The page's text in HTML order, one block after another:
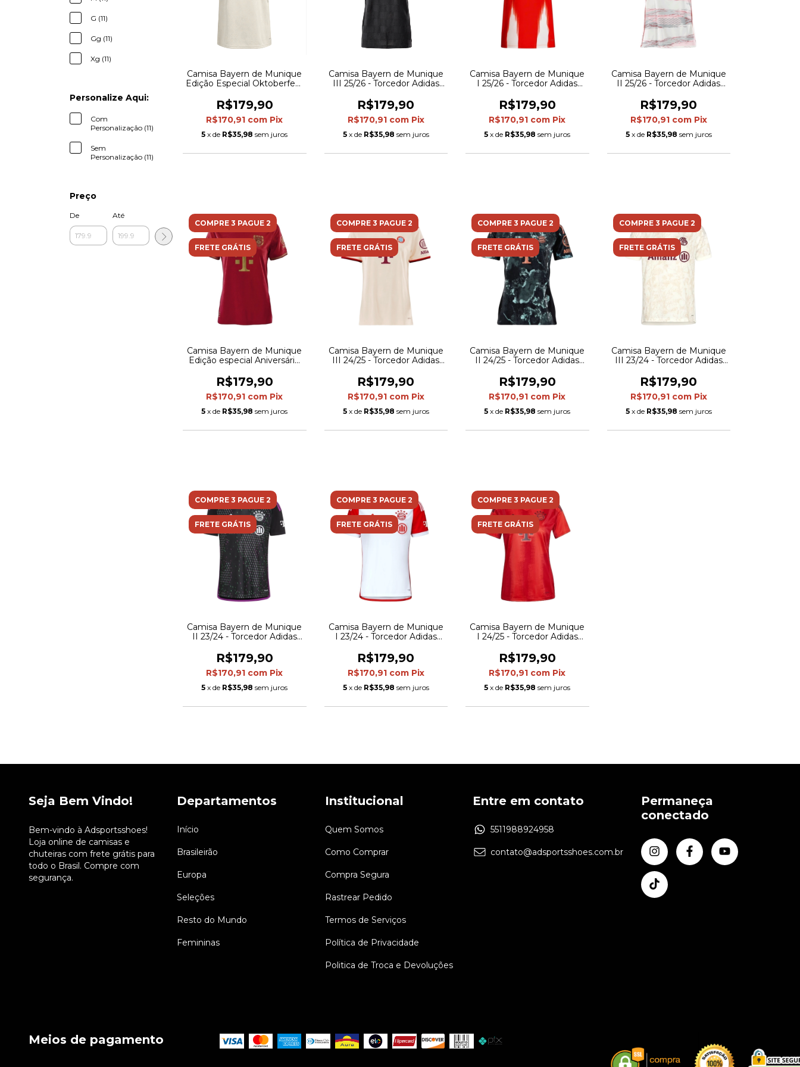
G (11)
Gg (11)
Xg (11)
Personalize Aqui:
Com
Personalização (11)
Sem
Personalização (11)
Preço
De Até
Camisa Bayern de Munique
Edição Especial Oktoberfest
Feminina - Bege e verde
R$179,90
R$170,91 com Pix
5 x de R$35,98 sem juros
Camisa Bayern de Munique
III 25/26 - Torcedor Adidas
R$179,90
R$170,91 com Pix
5 x de R$35,98 sem juros
Camisa Bayern de Munique
I 25/26 - Torcedor Adidas
detalhes em branco
R$179,90
R$170,91 com Pix
5 x de R$35,98 sem juros
Camisa Bayern de Munique
II 25/26 - Torcedor Adidas
detalhes em vermelho e
azul
R$179,90
R$170,91 com Pix
5 x de R$35,98 sem juros
COMPRE 3 PAGUE 2
FRETE GRÁTIS
Camisa Bayern de Munique
Edição especial Aniversário
Adidas Feminina - Vinho
com detalhes em dourado
R$179,90
R$170,91 com Pix
5 x de R$35,98 sem juros
COMPRE 3 PAGUE 2
FRETE GRÁTIS
Camisa Bayern de Munique
III 24/25 - Torcedor Adidas
detalhes em vermelho
R$179,90
R$170,91 com Pix
5 x de R$35,98 sem juros
COMPRE 3 PAGUE 2
FRETE GRÁTIS
Camisa Bayern de Munique
II 24/25 - Torcedor Adidas
detalhes em verde e
marrom
R$179,90
R$170,91 com Pix
5 x de R$35,98 sem juros
COMPRE 3 PAGUE 2
FRETE GRÁTIS
Camisa Bayern de Munique
III 23/24 - Torcedor Adidas
R$179,90
R$170,91 com Pix
5 x de R$35,98 sem juros
COMPRE 3 PAGUE 2
FRETE GRÁTIS
Camisa Bayern de Munique
II 23/24 - Torcedor Adidas
detalhes em branco e roxo
R$179,90
R$170,91 com Pix
5 x de R$35,98 sem juros
COMPRE 3 PAGUE 2
FRETE GRÁTIS
Camisa Bayern de Munique
I 23/24 - Torcedor Adidas
branca
R$179,90
R$170,91 com Pix
5 x de R$35,98 sem juros
COMPRE 3 PAGUE 2
FRETE GRÁTIS
Camisa Bayern de Munique
I 24/25 - Torcedor Adidas
R$179,90
R$170,91 com Pix
5 x de R$35,98 sem juros
Seja Bem Vindo!
Bem-vindo à Adsportsshoes!
Loja online de camisas e
chuteiras com frete grátis para
todo o Brasil. Compre com
segurança.
Departamentos
Início
Brasileirão
Europa
Seleções
Resto do Mundo
Femininas
Institucional
Quem Somos
Como Comprar
Compra Segura
Rastrear Pedido
Termos de Serviços
Política de Privacidade
Politica de Troca e Devoluções
Entre em contato
5511988924958
contato@adsportsshoes.com.br
Permaneça
conectado
Meios de pagamento